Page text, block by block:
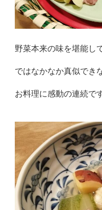
野菜本来の味を堪能
ではなかなか真似でき
お料理に感動の連続で